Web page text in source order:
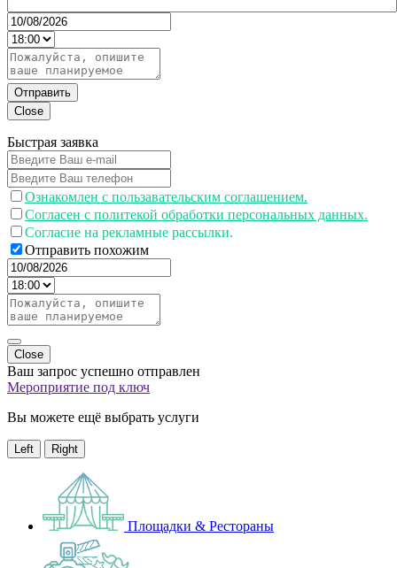
Отправить
Close
Быстрая заявка
Ознакомлен с пользавательским соглашением.
Согласен с политекой обработки персональных данных.
Согласие на рекламные рассылки.
Отправить похожим
Close
Ваш запрос успешно отправлен
Мероприятие под ключ
Вы можете ещё выбрать услуги
Left Right
Площадки & Рестораны